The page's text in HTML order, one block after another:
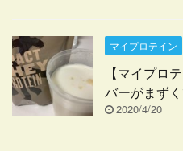
マイプロテイン
【マイプロ
バーがまず
2020/4/20